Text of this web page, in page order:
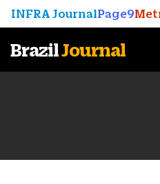
INFRA JournalPage9
BrazilJournal